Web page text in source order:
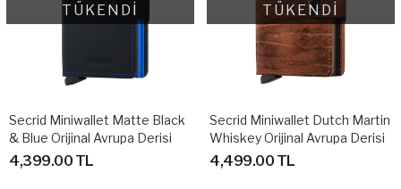
TÜKENDİ
Secrid Miniwallet Matte Black
& Blue Orijinal Avrupa Derisi
Cüzdan
4,399.00 TL
TÜKENDİ
Secrid Miniwallet Dutch Martin
Whiskey Orijinal Avrupa Derisi
Cüzdan
4,499.00 TL